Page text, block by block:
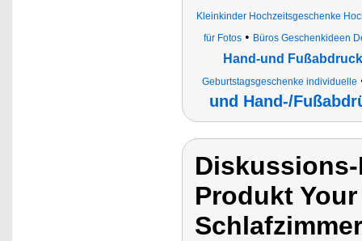
Kleinkinder Hochzeitsgeschenke
für Fotos • Büros Geschenkideen
Hand-und
Geburtstagsgeschenke individuelle
und Hand-/
Produkt